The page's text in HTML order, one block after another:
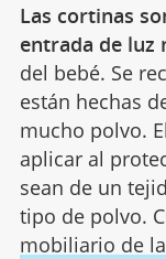
Las cortinas
entrada de luz
del bebé. Se
están hechas
mucho polvo.
aplicar al
sean de un
tipo de polvo.
mobiliario de